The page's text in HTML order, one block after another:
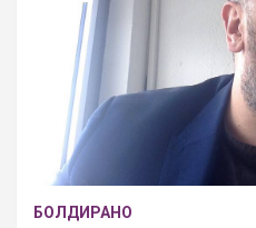
БОЛДИРАНО